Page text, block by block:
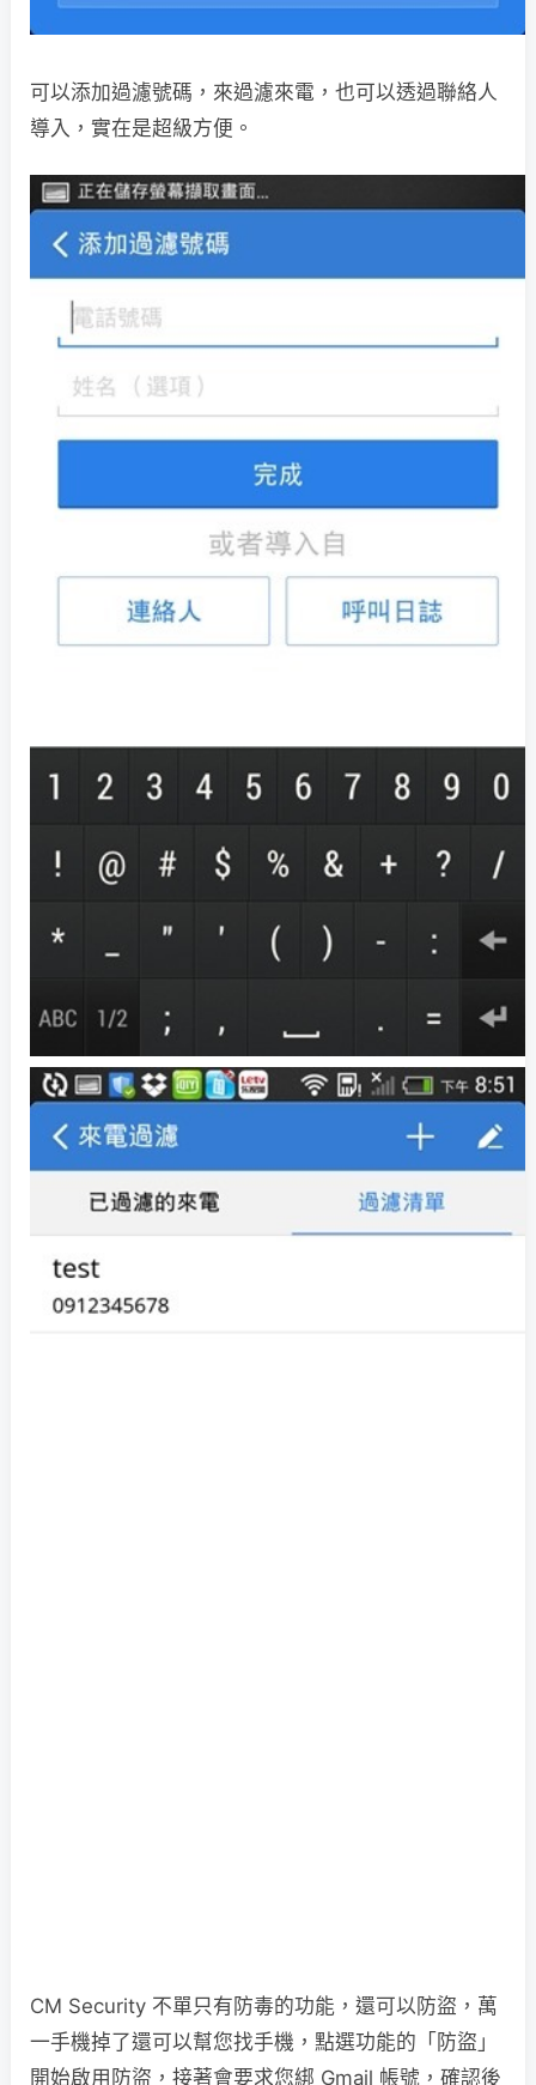
可以添加過濾號碼，來過濾來電，也可以透過聯絡人
導入，實在是超級方便。
CM Security 不單只有防毒的功能，還可以防盜，萬
一手機掉了還可以幫您找手機，點選功能的「防盜」
開始啟用防盜，接著會要求您綁 Gmail 帳號，確認後